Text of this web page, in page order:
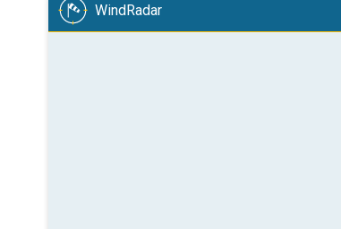
WindRadar